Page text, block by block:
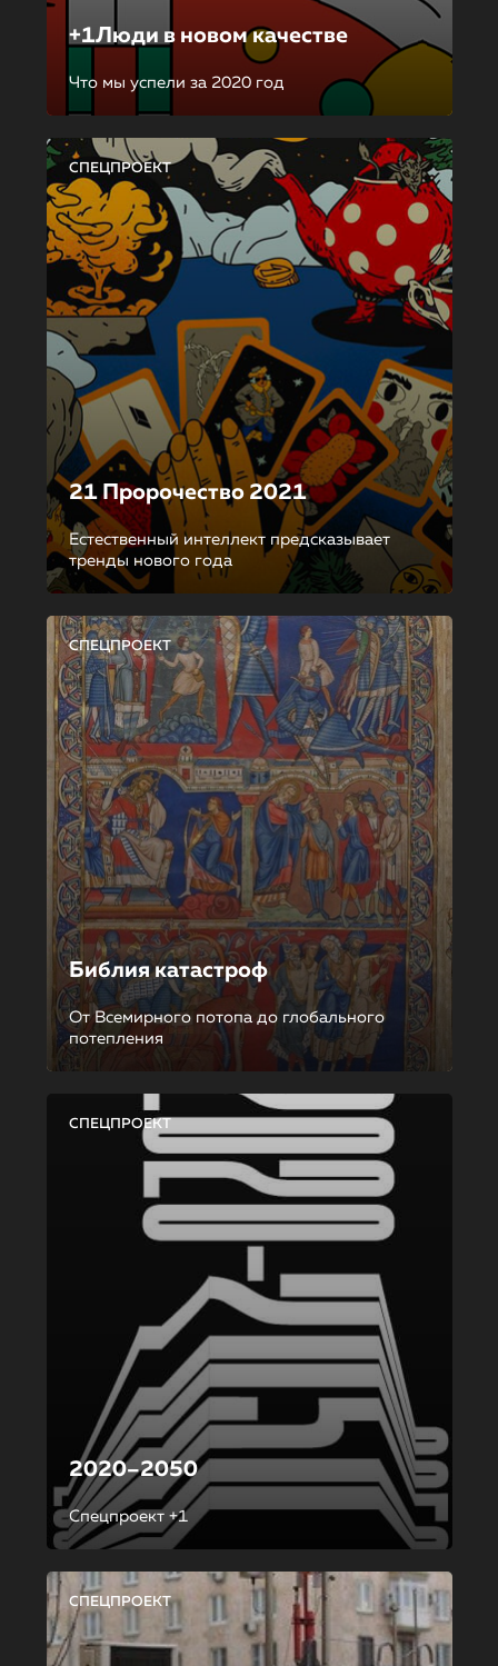
+1Люди в новом качестве
Что мы успели за 2020 год
СПЕЦПРОЕКТ
21 Пророчество 2021
Естественный интеллект предсказывает
тренды нового года
СПЕЦПРОЕКТ
Библия катастроф
От Всемирного потопа до глобального
потепления
СПЕЦПРОЕКТ
2020–2050
Спецпроект +1
СПЕЦПРОЕКТ